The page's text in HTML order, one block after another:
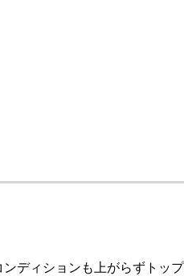
ディションも上がらずトッ